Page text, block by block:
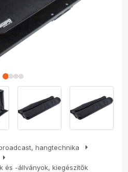
hangtechnika arrow_right
arrow_right
és -állványok, kiegészítők